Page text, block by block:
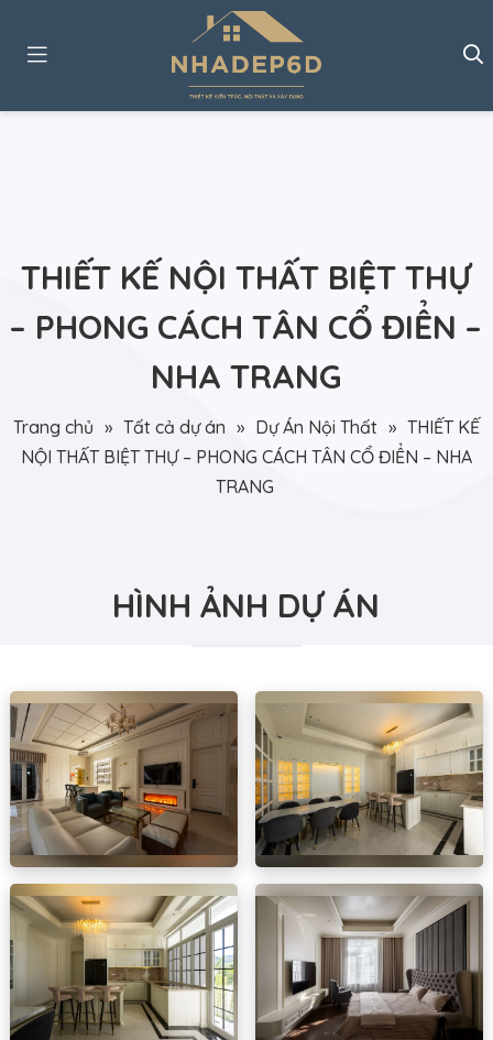
THIẾT KẾ NỘI THẤT BIỆT THỰ
– PHONG CÁCH TÂN CỔ ĐIỂN –
NHA TRANG
Trang chủ » Tất cả dự án » Dự Án Nội Thất » THIẾT KẾ
NỘI THẤT BIỆT THỰ – PHONG CÁCH TÂN CỔ ĐIỂN – NHA
TRANG
HÌNH ẢNH DỰ ÁN